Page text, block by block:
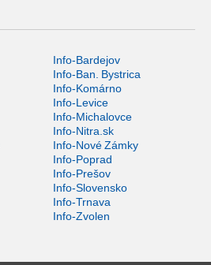
Info-Bardejov
Info-Ban. Bystrica
Info-Komárno
Info-Levice
Info-Michalovce
Info-Nitra.sk
Info-Nové Zámky
Info-Poprad
Info-Prešov
Info-Slovensko
Info-Trnava
Info-Zvolen